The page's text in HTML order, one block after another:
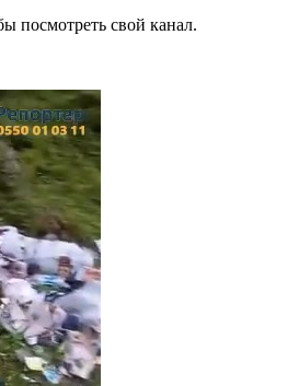
посмотреть свой канал.